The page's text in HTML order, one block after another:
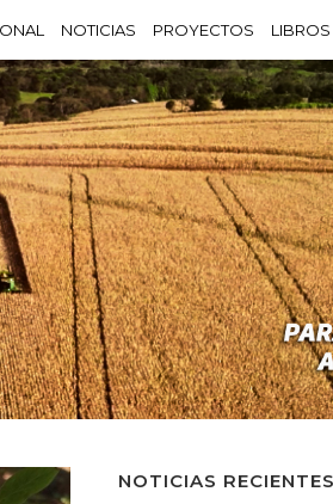
NOTICIAS PROYECTOS LIBROS
NOTICIAS RECIENTES